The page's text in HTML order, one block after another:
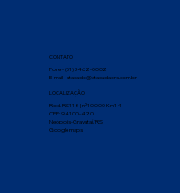
CONTATO
Fone - (51) 3462-0002
E-mail - atacado@atacadaors.com.br
LOCALIZAÇÃO
Rod. RS118 | nº10.000 Km14
CEP: 94100-420
Neópolis-Gravataí/RS
Google maps